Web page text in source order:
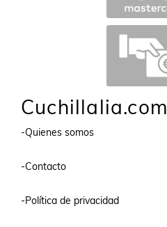
Cuchillalia.com
-Quienes somos
-Contacto
-Política de privacidad